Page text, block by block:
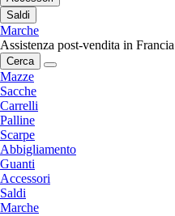
Saldi
Marche
Assistenza post-vendita in Francia
Cerca
Mazze
Sacche
Carrelli
Palline
Scarpe
Abbigliamento
Guanti
Accessori
Saldi
Marche